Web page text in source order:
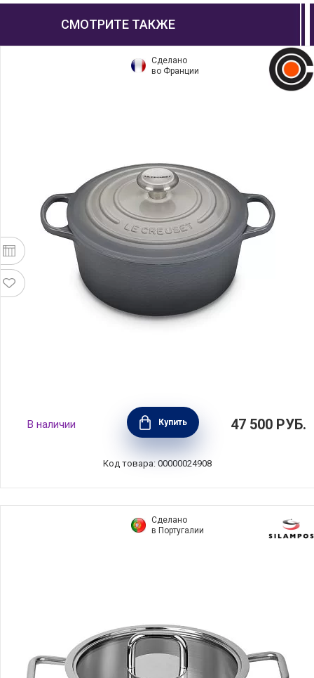
СМОТРИТЕ ТАКЖЕ
Сделано
во Франции
Кастрюля высокая с крышкой 24 см, объем
5,3 л, материал эмалированный чугун, цвет
серый омбре, Le Creuset, Франция,
В наличии Купить 47 500 РУБ.
Код товара: 00000024908
Сделано
в Португалии